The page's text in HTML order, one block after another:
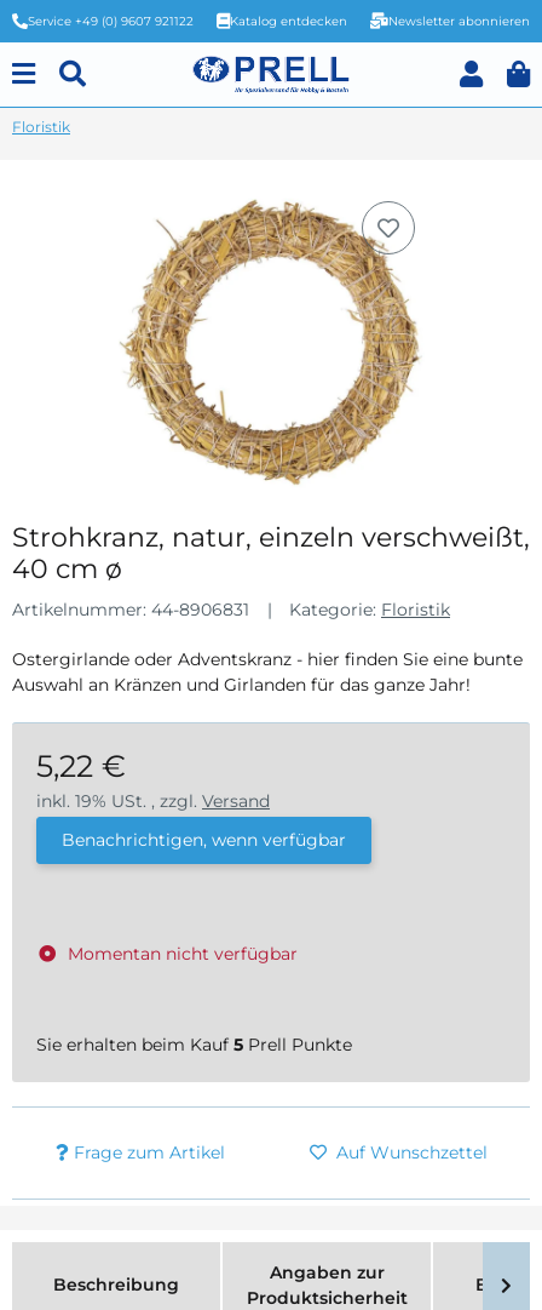
Service +49 (0) 9607 921122 Katalog entdecken Newsletter abonnieren
Floristik
Strohkranz, natur, einzeln verschweißt,
40 cm ø
Artikelnummer: 44-8906831 Kategorie: Floristik
Ostergirlande oder Adventskranz - hier finden Sie eine bunte
Auswahl an Kränzen und Girlanden für das ganze Jahr!
5,22 €
inkl. 19% USt. , zzgl. Versand
Benachrichtigen, wenn verfügbar
Momentan nicht verfügbar
Sie erhalten beim Kauf 5 Prell Punkte
Frage zum Artikel Auf Wunschzettel
Beschreibung
Angaben zur
Produktsicherheit